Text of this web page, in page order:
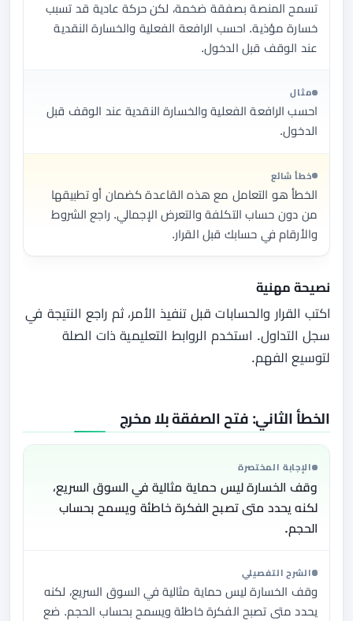
تسمح المنصة بصفقة ضخمة، لكن حركة عادية قد تسبب
خسارة مؤذية. احسب الرافعة الفعلية والخسارة النقدية
عند الوقف قبل الدخول.
مثال
احسب الرافعة الفعلية والخسارة النقدية عند الوقف قبل
الدخول.
خطأ شائع
الخطأ هو التعامل مع هذه القاعدة كضمان أو تطبيقها
من دون حساب التكلفة والتعرض الإجمالي. راجع الشروط
والأرقام في حسابك قبل القرار.
نصيحة مهنية
اكتب القرار والحسابات قبل تنفيذ الأمر، ثم راجع النتيجة في
سجل التداول. استخدم الروابط التعليمية ذات الصلة
لتوسيع الفهم.
الخطأ الثاني: فتح الصفقة بلا مخرج
الإجابة المختصرة
وقف الخسارة ليس حماية مثالية في السوق السريع،
لكنه يحدد متى تصبح الفكرة خاطئة ويسمح بحساب
الحجم.
الشرح التفصيلي
وقف الخسارة ليس حماية مثالية في السوق السريع، لكنه
يحدد متى تصبح الفكرة خاطئة ويسمح بحساب الحجم. ضع